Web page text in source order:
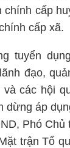
cấp
cấp xã.
tuyển
đạo,
các hội
áp
Phó Chủ
trận Tổ